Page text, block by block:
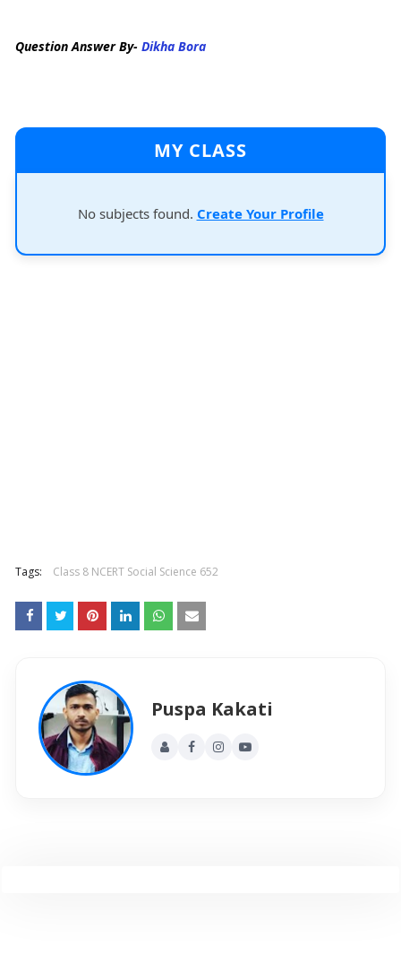
Question Answer By- Dikha Bora
MY CLASS
No subjects found. Create Your Profile
Tags: Class 8 NCERT Social Science 652
Puspa Kakati